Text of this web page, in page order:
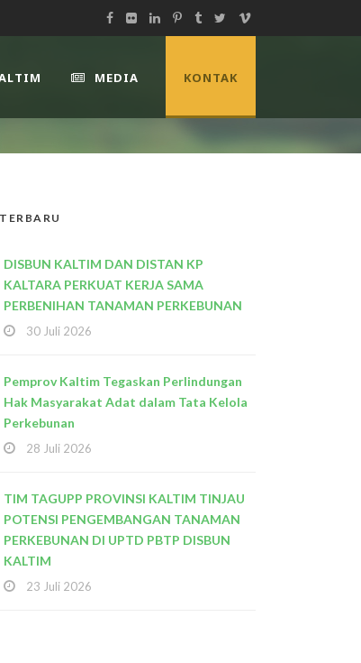
MEDIA KONTAK
DISBUN KALTIM DAN DISTAN KP
KALTARA PERKUAT KERJA SAMA
PERBENIHAN TANAMAN PERKEBUNAN
30 Juli 2026
Pemprov Kaltim Tegaskan Perlindungan
Hak Masyarakat Adat dalam Tata Kelola
Perkebunan
28 Juli 2026
TIM TAGUPP PROVINSI KALTIM TINJAU
POTENSI PENGEMBANGAN TANAMAN
PERKEBUNAN DI UPTD PBTP DISBUN
KALTIM
23 Juli 2026